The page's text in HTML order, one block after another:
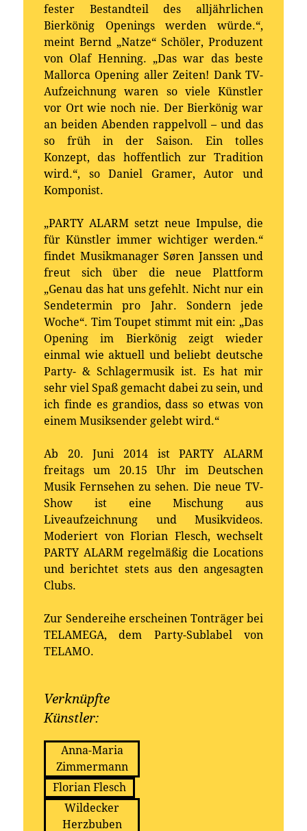
fester Bestandteil des alljährlichen
Bierkönig Openings werden würde.“,
meint Bernd „Natze“ Schöler, Produzent
von Olaf Henning. „Das war das beste
Mallorca Opening aller Zeiten! Dank TV-
Aufzeichnung waren so viele Künstler
vor Ort wie noch nie. Der Bierkönig war
an beiden Abenden rappelvoll – und das
so früh in der Saison. Ein tolles
Konzept, das hoffentlich zur Tradition
wird.“, so Daniel Gramer, Autor und
Komponist.
„PARTY ALARM setzt neue Impulse, die
für Künstler immer wichtiger werden.“
findet Musikmanager Søren Janssen und
freut sich über die neue Plattform
„Genau das hat uns gefehlt. Nicht nur ein
Sendetermin pro Jahr. Sondern jede
Woche“. Tim Toupet stimmt mit ein: „Das
Opening im Bierkönig zeigt wieder
einmal wie aktuell und beliebt deutsche
Party- & Schlagermusik ist. Es hat mir
sehr viel Spaß gemacht dabei zu sein, und
ich finde es grandios, dass so etwas von
einem Musiksender gelebt wird.“
Ab 20. Juni 2014 ist PARTY ALARM
freitags um 20.15 Uhr im Deutschen
Musik Fernsehen zu sehen. Die neue TV-
Show ist eine Mischung aus
Liveaufzeichnung und Musikvideos.
Moderiert von Florian Flesch, wechselt
PARTY ALARM regelmäßig die Locations
und berichtet stets aus den angesagten
Clubs.
Zur Sendereihe erscheinen Tonträger bei
TELAMEGA, dem Party-Sublabel von
TELAMO.
Verknüpfte
Künstler:
Anna-Maria
Zimmermann
Florian Flesch
Wildecker
Herzbuben